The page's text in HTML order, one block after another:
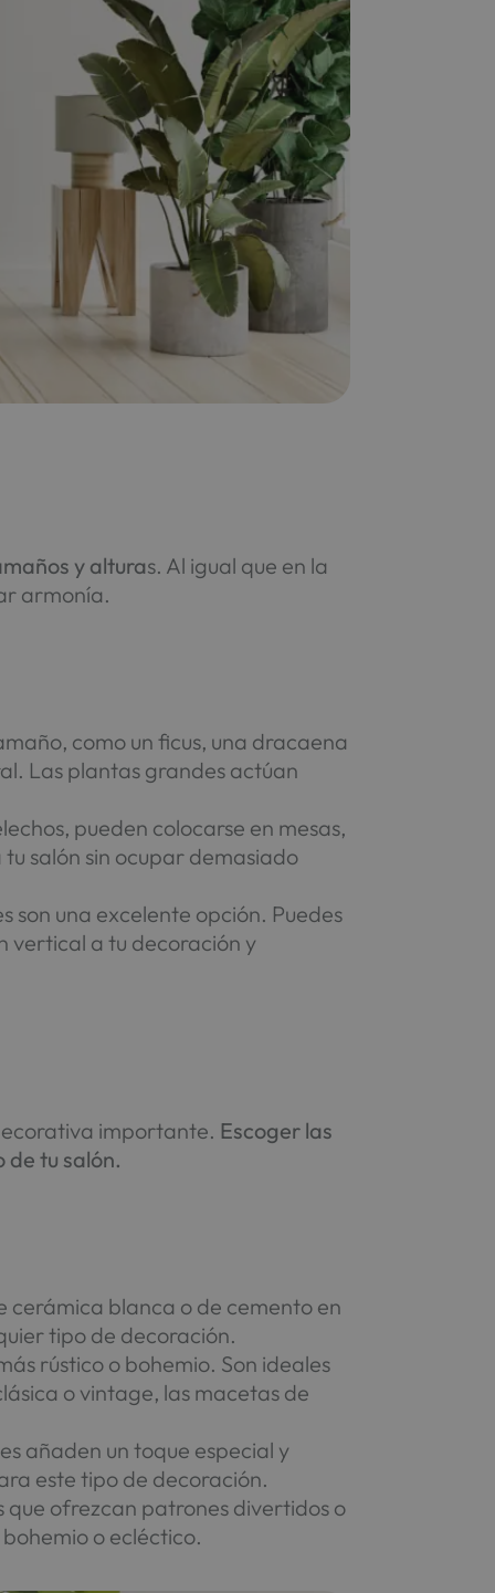
y alturas. Al igual que en la
armonía.
como un ficus, una dracaena
Las plantas grandes actúan
pueden colocarse en mesas,
salón sin ocupar demasiado
son una excelente opción. Puedes
vertical a tu decoración y
importante. Escoger las
tu salón.
cerámica blanca o de cemento en
tipo de decoración.
rústico o bohemio. Son ideales
o vintage, las macetas de
añaden un toque especial y
este tipo de decoración.
que ofrezcan patrones divertidos o
o ecléctico.